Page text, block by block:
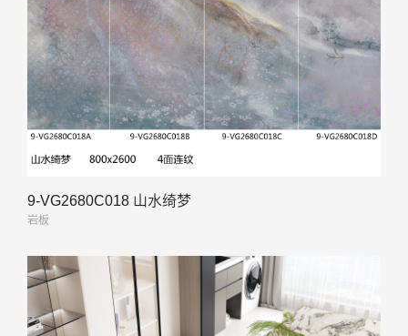
9-VG2680C018 山水绮梦
岩板